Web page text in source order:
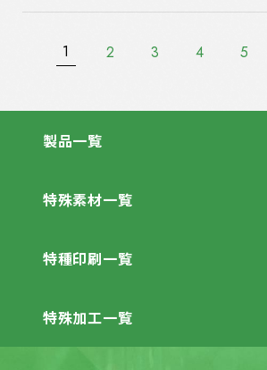
1 2 3 4 5
製品一覧
特殊素材一覧
特種印刷一覧
特殊加工一覧